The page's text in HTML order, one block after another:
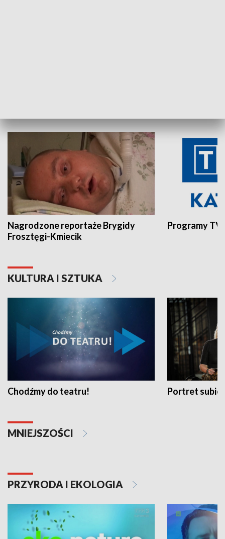
Nagrodzone reportaże Brygidy
Frosztęgi-Kmiecik
Programy
KULTURA I SZTUKA
Chodźmy do teatru! Portret
MNIEJSZOŚCI
PRZYRODA I EKOLOGIA